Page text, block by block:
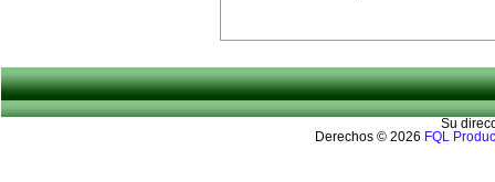
Su
Derechos © 2026 FQL